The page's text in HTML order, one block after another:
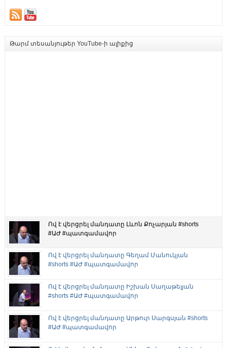
Թարմ տեսանյութեր YouTube-ի ալիքից
Ով է վերցրել մանդատը Լևոն Քոչարյան #shorts
#ԱԺ #պատգամավոր
Ով է վերցրել մանդատը Գեղամ Մանուկյան
#shorts #ԱԺ #պատգամավոր
Ով է վերցրել մանդատը Իշխան Սաղաթելյան
#shorts #ԱԺ #պատգամավոր
Ով է վերցրել մանդատը Արթուր Սարգսյան #shorts
#ԱԺ #պատգամավոր